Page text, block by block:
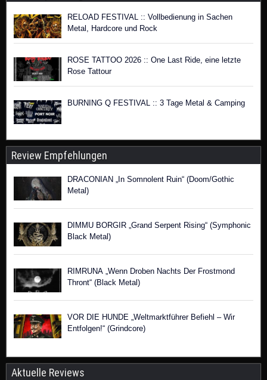
RELOAD FESTIVAL :: Vollbedienung in Sachen
Metal, Hardcore und Rock
ROSE TATTOO 2026 :: One Last Ride, eine letzte
Rose Tattour
BURNING Q FESTIVAL :: 3 Tage Metal & Camping
Review Empfehlungen
DRACONIAN „In Somnolent Ruin“ (Doom/Gothic
Metal)
DIMMU BORGIR „Grand Serpent Rising“ (Symphonic
Black Metal)
RIMRUNA „Wenn Droben Nachts Der Frostmond
Thront“ (Black Metal)
VOR DIE HUNDE „Weltmarktführer Befiehl – Wir
Entfolgen!“ (Grindcore)
Aktuelle Reviews